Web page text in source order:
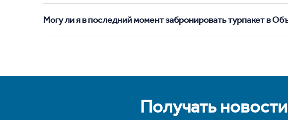
Могу ли я в последний момент забронировать турпакет в
Получать